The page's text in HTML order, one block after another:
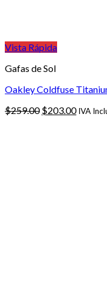
Vista Rápida
Gafas de Sol
Oakley Coldfuse
$259.00 El
$203.00ElIVA